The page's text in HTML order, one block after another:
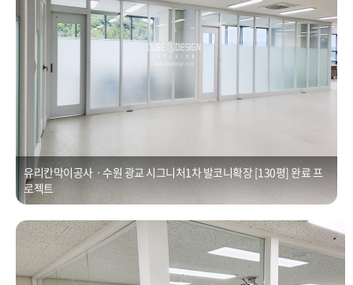
유리칸막이공사ㆍ수원 광교 시그니처1차 발코니확장 [130평] 완료 프
로젝트
유리칸막이인테리어ㆍ광교 우미뉴브 유리파티션, 발코니 확장공사
Posted on 2021년 1월 1일 by CUBEDESIGN